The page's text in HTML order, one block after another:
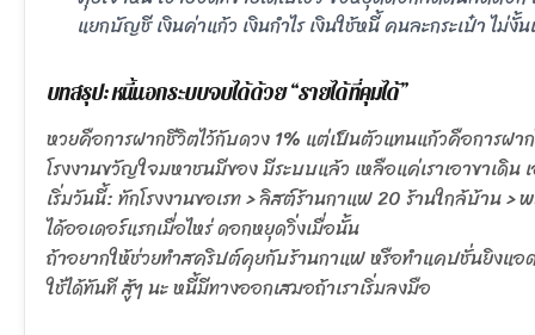
แยกบัญชี เงินค่าแก้ว เงินกำไร เงินใช้หนี้ คนละกระเป๋า ไม่งั้
บทสรุป: หนี้นอกระบบจบได้ด้วย “รายได้ที่คุมได้”
หวยคือการฝากชีวิตไว้กับดวง 1% แต่เป็นตัวแทนแก้วคือการฝ
โรงงานขวัญใจมหาชนมีของ มีระบบแล้ว เหลือแค่เราเอาขาเดิน
เริ่มวันนี้: ทักโรงงานขอเรท > ลิสต์ร้านกาแฟ 20 ร้านใกล้บ้าน >
ได้ออเดอร์แรกเมื่อไหร่ ดอกหยุดวิ่งเมื่อนั้น
ถ้าอยากให้ช่วยทำสคริปต์คุยกับร้านกาแฟ หรือทำแคปชั่นยิงแอด
ใช้ได้ทันที สู้ๆ นะ หนี้มีทางออกเสมอถ้าเราเริ่มลงมือ